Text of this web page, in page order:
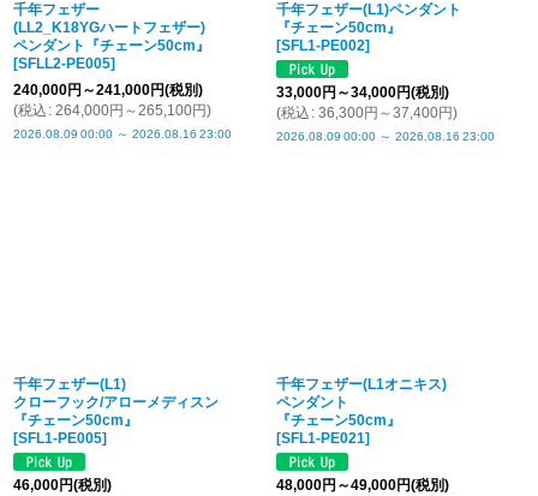
千年フェザー
(LL2_K18YGハートフェザー)
ペンダント『チェーン50cm』
[SFLL2-PE005]
240,000円 ～241,000円(税別)
(税込 : 264,000円 ～265,100円)
2026.08.09 00:00 ～ 2026.08.16 23:00
千年フェザー(L1)ペンダント
『チェーン50cm』
[SFL1-PE002]
33,000円 ～34,000円(税別)
(税込 : 36,300円 ～37,400円)
2026.08.09 00:00 ～ 2026.08.16 23:00
千年フェザー(L1)
クローフック/アローメディスン
『チェーン50cm』
[SFL1-PE005]
46,000円(税別)
千年フェザー(L1オニキス)
ペンダント
『チェーン50cm』
[SFL1-PE021]
48,000円 ～49,000円(税別)